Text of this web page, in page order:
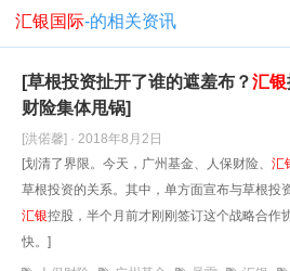
汇银国际-的相关资讯
[草根投资扯开了谁的遮羞布？汇银
财险集体甩锅]
[洪偌馨] · 2018年8月2日
[划清了界限。今天，广州基金、人保财险、 汇
草根投资的关系。其中，单方面宣布与草根投
汇银控股，半个月前才刚刚签订这个战略合作
快。]